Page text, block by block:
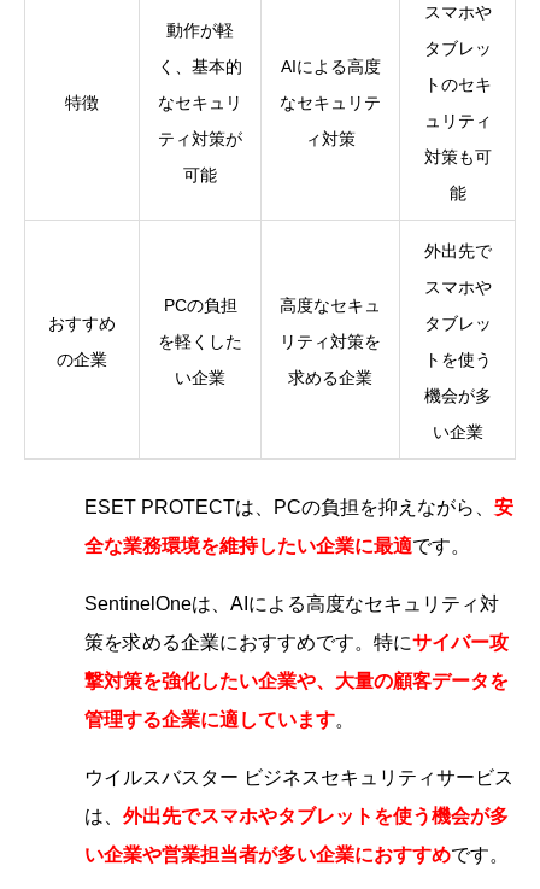
特徴
動作が軽
く、基本的
なセキュリ
ティ対策が
可能
AIによる高度
なセキュリテ
ィ対策
スマホや
タブレッ
トのセキ
ュリティ
対策も可
能
おすすめ
の企業
PCの負担
を軽くした
い企業
高度なセキュ
リティ対策を
求める企業
外出先で
スマホや
タブレッ
トを使う
機会が多
い企業
ESET PROTECTは、PCの負担を抑えながら、 安
全な業務環境を維持したい企業に最適です。
SentinelOneは、AIによる高度なセキュリティ対
策を求める企業におすすめです。特にサイバー攻
撃対策を強化したい企業や、大量の顧客データを
管理する企業に適しています。
ウイルスバスター ビジネスセキュリティサービス
は、 外出先でスマホやタブレットを使う機会が多
い企業や営業担当者が多い企業におすすめです。